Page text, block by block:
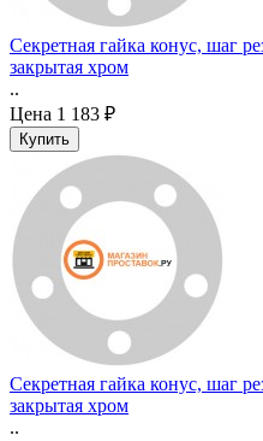
Секретная гайка конус, шаг
закрытая хром
..
Цена 1 183 ₽
Секретная гайка конус, шаг
закрытая хром
..